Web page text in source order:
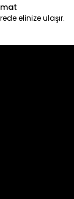
elinize ulaşır.